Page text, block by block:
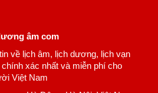
âm com
về lịch âm, lịch dương, lịch vạn
xác nhất và miễn phí cho
Việt Nam